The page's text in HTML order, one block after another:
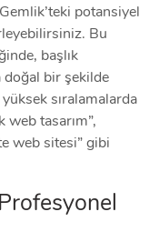
potansiyel
Bu
başlık
doğal bir şekilde
sıralamalarda
tasarım”,
web sitesi” gibi